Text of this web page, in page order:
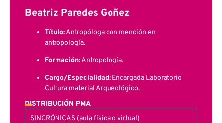
Beatriz Paredes Goñez
Título:Antropóloga con mención en
antropología.
Formación:Antropología.
Cargo/Especialidad: Encargada Laboratorio
Cultura material Arqueológico.
DISTRIBUCIÓN PMA
SINCRÓNICAS (aula física o virtual)